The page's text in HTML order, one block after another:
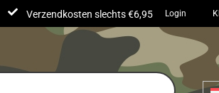
Verzendkosten slechts €6,95 Login